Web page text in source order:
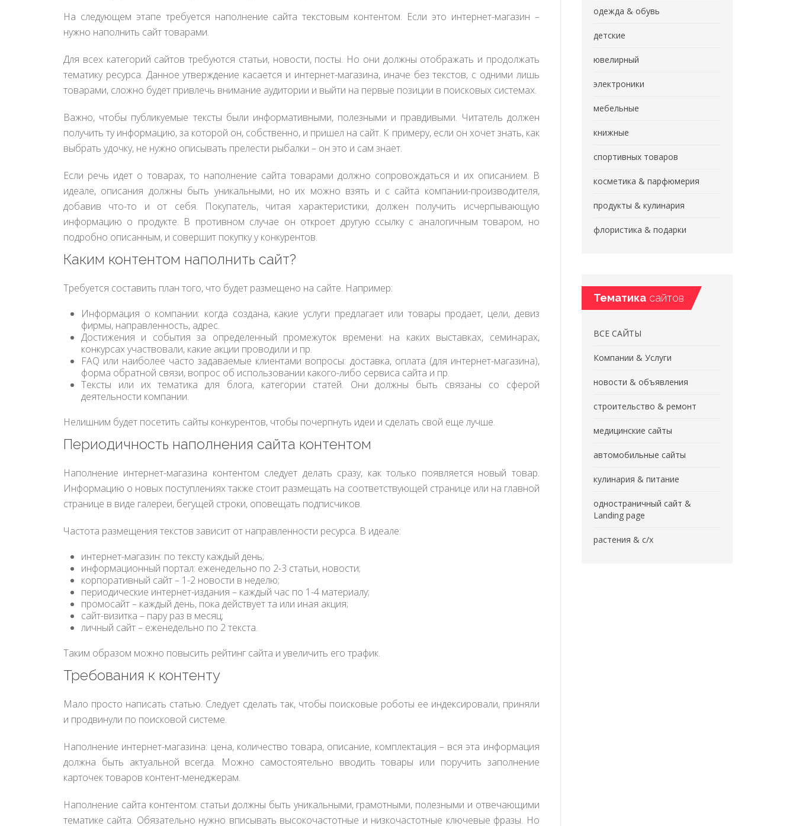
На следующем этапе требуется наполнение сайта текстовым контентом. Если это интернет-магазин –
нужно наполнить сайт товарами.
Для всех категорий сайтов требуются статьи, новости, посты. Но они должны отображать и продолжать
тематику ресурса. Данное утверждение касается и интернет-магазина, иначе без текстов, с одними лишь
товарами, сложно будет привлечь внимание аудитории и выйти на первые позиции в поисковых системах.
Важно, чтобы публикуемые тексты были информативными, полезными и правдивыми. Читатель должен
получить ту информацию, за которой он, собственно, и пришел на сайт. К примеру, если он хочет знать, как
выбрать удочку, не нужно описывать прелести рыбалки – он это и сам знает.
Если речь идет о товарах, то наполнение сайта товарами должно сопровождаться и их описанием. В
идеале, описания должны быть уникальными, но их можно взять и с сайта компании-производителя,
добавив что-то и от себя. Покупатель, читая характеристики, должен получить исчерпывающую
информацию о продукте. В противном случае он откроет другую ссылку с аналогичным товаром, но
подробно описанным, и совершит покупку у конкурентов.
Каким контентом наполнить сайт?
Требуется составить план того, что будет размещено на сайте. Например:
Информация о компании: когда создана, какие услуги предлагает или товары продает, цели, девиз
фирмы, направленность, адрес.
Достижения и события за определенный промежуток времени: на каких выставках, семинарах,
конкурсах участвовали, какие акции проводили и пр.
FAQ или наиболее часто задаваемые клиентами вопросы: доставка, оплата (для интернет-магазина),
форма обратной связи, вопрос об использовании какого-либо сервиса сайта и пр.
Тексты или их тематика для блога, категории статей. Они должны быть связаны со сферой
деятельности компании.
Нелишним будет посетить сайты конкурентов, чтобы почерпнуть идеи и сделать свой еще лучше.
Периодичность наполнения сайта контентом
Наполнение интернет-магазина контентом следует делать сразу, как только появляется новый товар.
Информацию о новых поступлениях также стоит размещать на соответствующей странице или на главной
странице в виде галереи, бегущей строки, оповещать подписчиков.
Частота размещения текстов зависит от направленности ресурса. В идеале:
интернет-магазин: по тексту каждый день;
информационный портал: еженедельно по 2-3 статьи, новости;
корпоративный сайт – 1-2 новости в неделю;
периодические интернет-издания – каждый час по 1-4 материалу;
промосайт – каждый день, пока действует та или иная акция;
сайт-визитка – пару раз в месяц;
личный сайт – еженедельно по 2 текста.
Таким образом можно повысить рейтинг сайта и увеличить его трафик.
Требования к контенту
Мало просто написать статью. Следует сделать так, чтобы поисковые роботы ее индексировали, приняли
и продвинули по поисковой системе.
Наполнение интернет-магазина: цена, количество товара, описание, комплектация – вся эта информация
должна быть актуальной всегда. Можно самостоятельно вводить товары или поручить заполнение
карточек товаров контент-менеджерам.
Наполнение сайта контентом: статьи должны быть уникальными, грамотными, полезными и отвечающими
тематике сайта. Обязательно нужно вписывать высокочастотные и низкочастотные ключевые фразы. Но
одежда & обувь
детские
ювелирный
электроники
мебельные
книжные
спортивных товаров
косметика & парфюмерия
продукты & кулинария
флористика & подарки
Тематикасайтов
ВСЕ САЙТЫ
Компании & Услуги
новости & объявления
строительство & ремонт
медицинские сайты
автомобильные сайты
кулинария & питание
одностраничный сайт &
Landing page
растения & с/х